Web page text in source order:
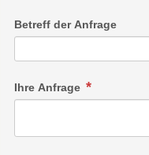
Betreff der Anfrage
Ihre Anfrage